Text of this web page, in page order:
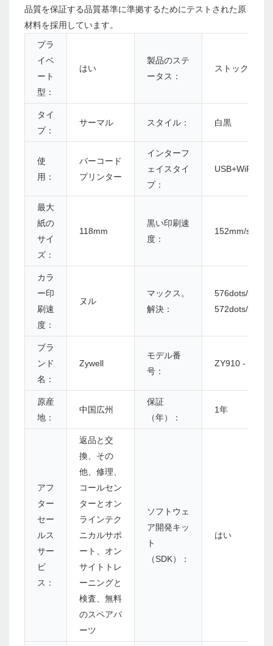
品質を保証する品質基準に準拠するためにテストされた原
材料を採用しています。
プラ
イベ
ート
型：
はい
製品のステ
ータス：
ストック
タイ
プ：
サーマル スタイル： 白黒
使
用：
バーコード
プリンター
インターフ
ェイスタイ
プ：
USB+WiFi
最大
紙の
サイ
ズ：
118mm
黒い印刷速
度：
152mm/s
カラ
ー印
刷速
度：
ヌル
マックス。
解決：
576dots/lineま
572dots/line
ブラ
ンド
名：
Zywell
モデル番
号：
ZY910 - U+W
原産
地：
中国広州
保証
（年）：
1年
アフ
ター
セー
ルス
サー
ビ
ス：
返品と交
換、その
他、修理、
コールセン
ターとオン
ラインテク
ニカルサポ
ート、オン
サイトトレ
ーニングと
検査、無料
のスペアパ
ーツ
ソフトウェ
ア開発キッ
ト
（SDK）：
はい